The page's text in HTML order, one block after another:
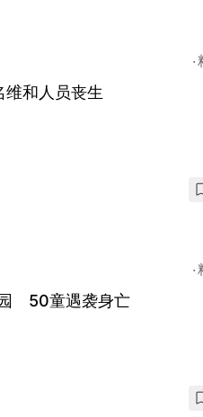
和人员丧生
50童遇袭身亡